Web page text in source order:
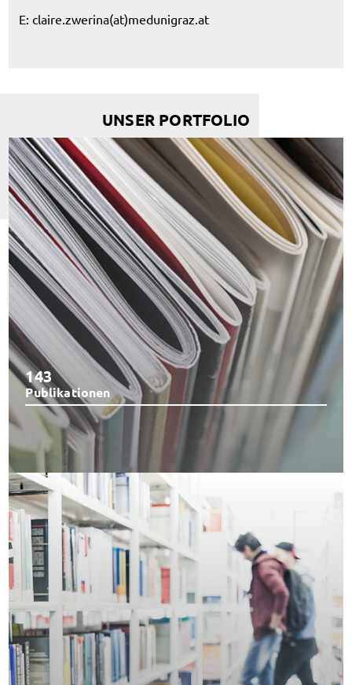
E: claire.zwerina(at)medunigraz.at
UNSER PORTFOLIO
143
Publikationen